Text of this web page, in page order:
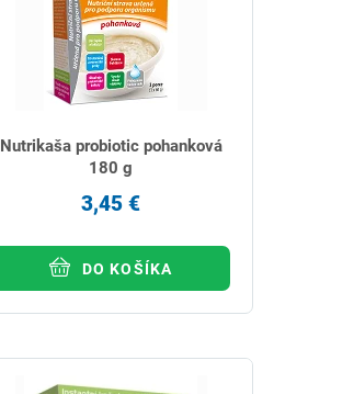
Nutrikaša probiotic pohanková
180 g
3,45 €
DO KOŠÍKA